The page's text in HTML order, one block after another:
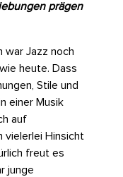
prägen
war Jazz noch
heute. Dass
Stile und
einer Musik
auf
vielerlei Hinsicht
freut es
junge